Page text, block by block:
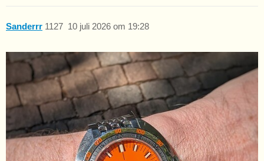
Sanderrr 10 juli 2026 om 19:28
1127